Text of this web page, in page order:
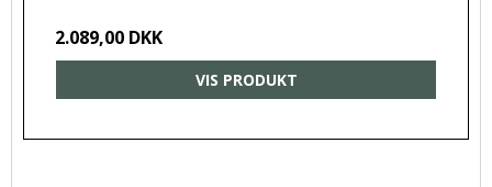
2.089,00 DKK
VIS PRODUKT